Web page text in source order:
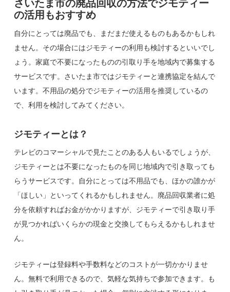
さいたま市の廃品回収の方法でジモティー
の活用もおすすめ
自分にとっては廃品でも、まだまだ使えるものもあるかもしれ
ません。その場合にはジモティーの利用も検討するといいでし
ょう。家庭で不要になったものの引取り手を地域内で募集する
サービスです。さいたま市ではジモティーと連携協定を結んで
います。不用品の処分でジモティーの活用を推奨しているの
で、利用を検討してみてください。
ジモティーとは？
テレビのコマーシャルで見たことのある人もいるでしょうが、
ジモティーとは不要になったものを同じ地域内で引き取っても
らうサービスです。自分にとっては不用品でも、ほかの誰かが
「ほしい」といってくれるかもしれません。廃品回収業者に処
分を依頼すればお金がかかりますが、ジモティーで引き取り手
が見つかればいくらかの現金と交換してもらえるかもしれませ
ん。
ジモティーは登録料や手数料などのコストが一切かかりませ
ん。無料で利用できるので、気軽な気持ちで参加できます。も